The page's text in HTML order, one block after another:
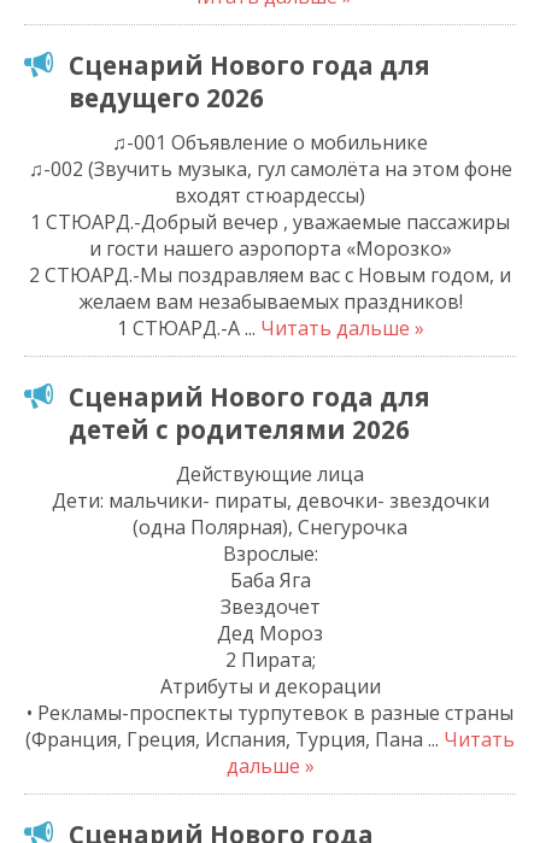
Сценарий Нового года для
ведущего 2026
♫-001 Объявление о мобильнике
♫-002 (Звучить музыка, гул самолёта на этом фоне
входят стюардессы)
1 СТЮАРД.-Добрый вечер , уважаемые пассажиры
и гости нашего аэропорта «Морозко»
2 СТЮАРД.-Мы поздравляем вас с Новым годом, и
желаем вам незабываемых праздников!
1 СТЮАРД.-А... Читать дальше »
Сценарий Нового года для
детей с родителями 2026
Действующие лица
Дети: мальчики- пираты, девочки- звездочки
(одна Полярная), Снегурочка
Взрослые:
Баба Яга
Звездочет
Дед Мороз
2 Пирата;
Атрибуты и декорации
• Рекламы-проспекты турпутевок в разные страны
(Франция, Греция, Испания, Турция, Пана ... Читать
дальше »
Сценарий Нового года